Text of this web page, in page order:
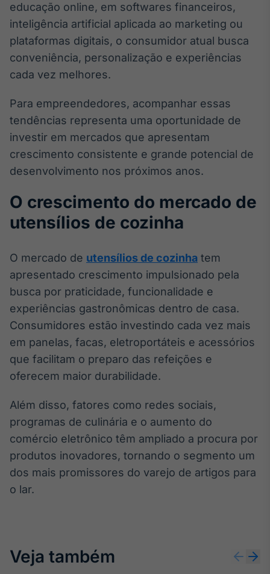
educação online, em softwares financeiros,
inteligência artificial aplicada ao marketing ou
plataformas digitais, o consumidor atual busca
conveniência, personalização e experiências
cada vez melhores.
Para empreendedores, acompanhar essas
tendências representa uma oportunidade de
investir em mercados que apresentam
crescimento consistente e grande potencial de
desenvolvimento nos próximos anos.
O crescimento do mercado de
utensílios de cozinha
O mercado de utensílios de cozinha tem
apresentado crescimento impulsionado pela
busca por praticidade, funcionalidade e
experiências gastronômicas dentro de casa.
Consumidores estão investindo cada vez mais
em panelas, facas, eletroportáteis e acessórios
que facilitam o preparo das refeições e
oferecem maior durabilidade.
Além disso, fatores como redes sociais,
programas de culinária e o aumento do
comércio eletrônico têm ampliado a procura por
produtos inovadores, tornando o segmento um
dos mais promissores do varejo de artigos para
o lar.
Veja também